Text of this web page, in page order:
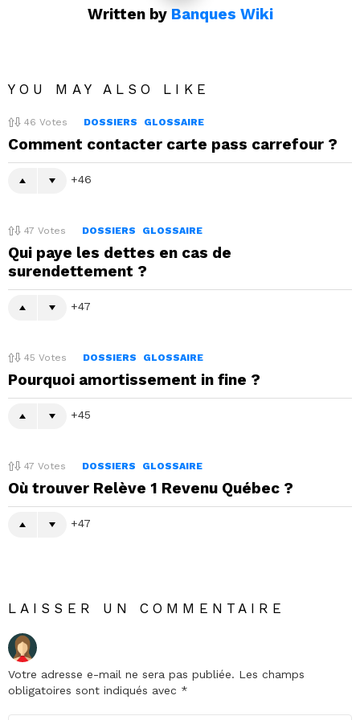
Written by Banques Wiki
YOU MAY ALSO LIKE
46 Votes DOSSIERS GLOSSAIRE
Comment contacter carte pass carrefour ?
46
47 Votes DOSSIERS GLOSSAIRE
Qui paye les dettes en cas de
surendettement ?
47
45 Votes DOSSIERS GLOSSAIRE
Pourquoi amortissement in fine ?
45
47 Votes DOSSIERS GLOSSAIRE
Où trouver Relève 1 Revenu Québec ?
47
LAISSER UN COMMENTAIRE
Votre adresse e-mail ne sera pas publiée. Les champs
obligatoires sont indiqués avec *